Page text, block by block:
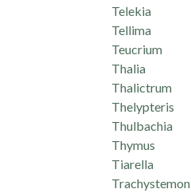
Telekia
Tellima
Teucrium
Thalia
Thalictrum
Thelypteris
Thulbachia
Thymus
Tiarella
Trachystemon